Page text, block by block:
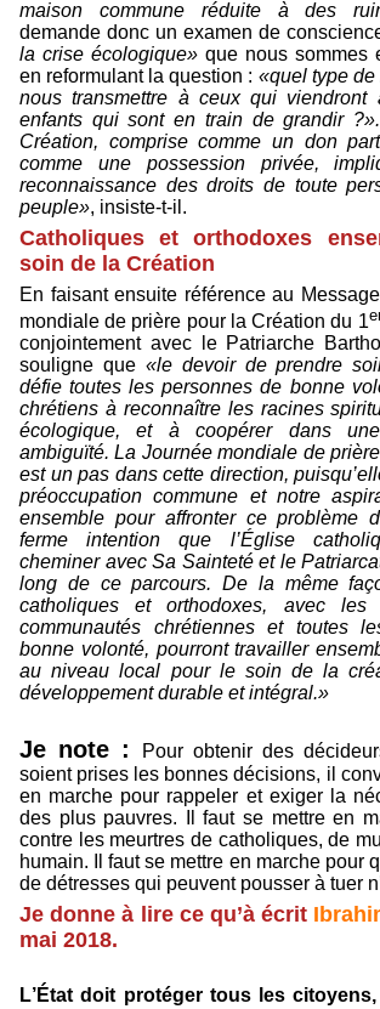
maison commune réduite à des
demande donc un examen de
la crise écologique» que nous sommes
en reformulant la question : «quel type
nous transmettre à ceux qui viendront
enfants qui sont en train de grandir ?».
Création, comprise comme un don
comme une possession privée,
reconnaissance des droits de toute
peuple», insiste-t-il.
Catholiques et orthodoxes
soin de la Création
En faisant ensuite référence au
mondiale de prière pour la Création du 1
conjointement avec le Patriarche
souligne que «le devoir de prendre
défie toutes les personnes de bonne
chrétiens à reconnaître les racines
écologique, et à coopérer dans
ambiguïté. La Journée mondiale de
est un pas dans cette direction,
préoccupation commune et notre
ensemble pour affronter ce problème
ferme intention que l’Église
cheminer avec Sa Sainteté et le
long de ce parcours. De la même
catholiques et orthodoxes, avec les
communautés chrétiennes et toutes
bonne volonté, pourront travailler
au niveau local pour le soin de la
développement durable et intégral.»
Je note :
Pour obtenir des
soient prises les bonnes décisions, il
en marche pour rappeler et exiger la
des plus pauvres. Il faut se mettre en
contre les meurtres de catholiques, de
humain. Il faut se mettre en marche pour
de détresses qui peuvent pousser à tuer
Je donne à lire ce qu’à écrit
mai 2018.
L’État doit protéger tous les